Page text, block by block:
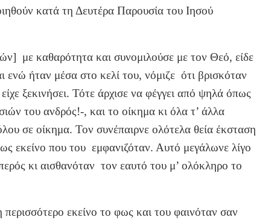
κατά τη Δευτέρα Παρουσία του Ιησού
με καθαρότητα και συνομιλούσε με τον Θεό, είδε
ενώ ήταν μέσα στο κελί του, νόμιζε ότι βρισκόταν
ξεκινήσει. Τότε άρχισε να φέγγει από ψηλά όπως
του ανδρός!-, και το οίκημα κι όλα τ’ άλλα
σε οίκημα. Τον συνέπαιρνε ολότελα θεία έκσταση
εκείνο που του εμφανιζόταν. Αυτό μεγάλωνε λίγο
κι αισθανόταν τον εαυτό του μ’ ολόκληρο το
εκείνο το φως και του φαινόταν σαν